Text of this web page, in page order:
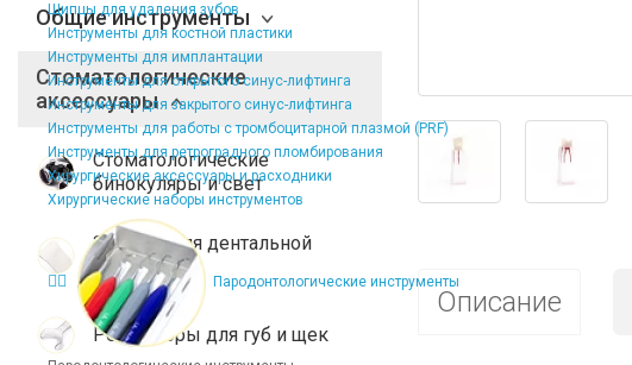
Щипцы для удаления зубов
Инструменты для костной пластики
Инструменты для имплантации
Инструменты для открытого синус-лифтинга
Инструменты для закрытого синус-лифтинга
Инструменты для работы с тромбоцитарной плазмой (PRF)
Инструменты для ретроградного пломбирования
Хирургические аксессуары и расходники
Хирургические наборы инструментов
Пародонтологические инструменты
Общие инструменты
Стоматологические
аксессуары
Стоматологические
бинокуляры и свет
Зеркала для дентальной
фотографии
Ретракторы для губ и щек
Описание